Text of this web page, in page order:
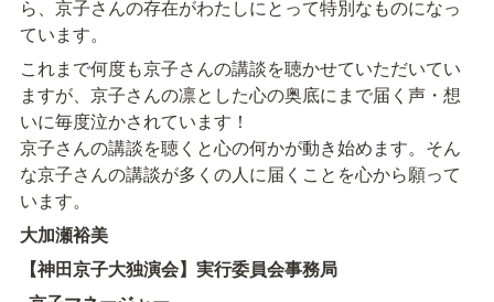
ら、京子さんの存在がわたしにとって特別なものになっ
ています。
これまで何度も京子さんの講談を聴かせていただいてい
ますが、京子さんの凛とした心の奥底にまで届く声・想
いに毎度泣かされています！
京子さんの講談を聴くと心の何かが動き始めます。そん
な京子さんの講談が多くの人に届くことを心から願って
います。
大加瀬裕美
【神田京子大独演会】実行委員会事務局